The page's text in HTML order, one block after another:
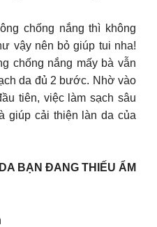
chống nắng thì không
vậy nên bỏ giúp tui nha!
chống nắng mấy bà vẫn
da đủ 2 bước. Nhờ vào
tiên, việc làm sạch sâu
giúp cải thiện làn da của
BẠN ĐANG THIẾU ẨM